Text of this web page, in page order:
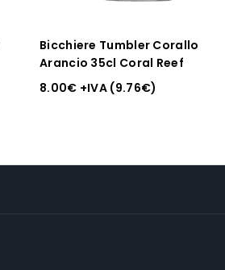
Bicchiere Tumbler Corallo
Arancio 35cl Coral Reef
8.00€ +IVA (9.76€)